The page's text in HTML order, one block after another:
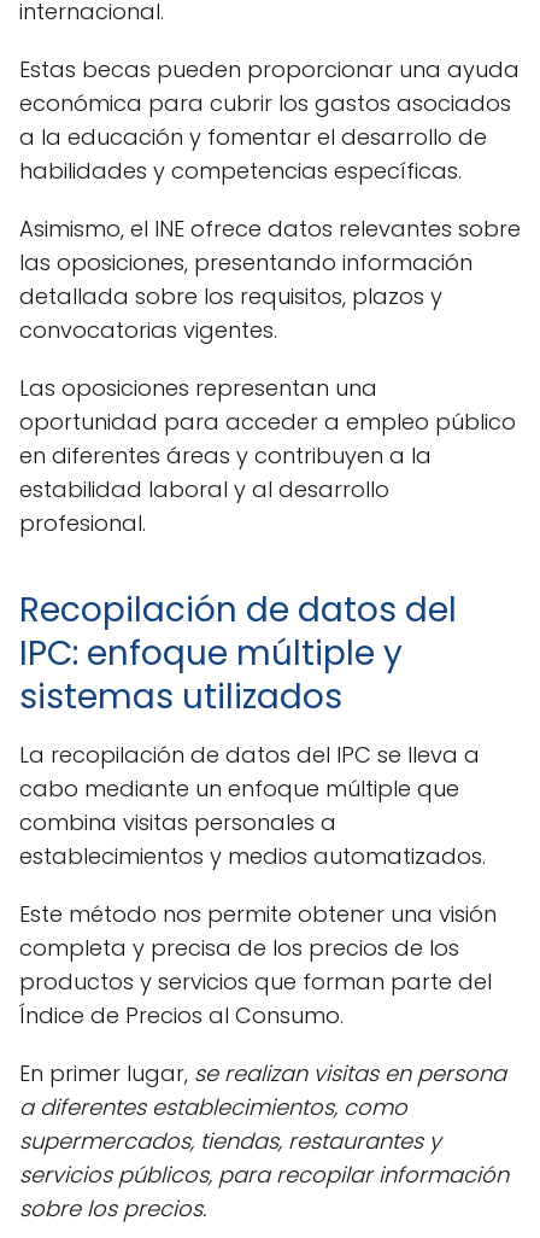
internacional.
Estas becas pueden proporcionar una ayuda
económica para cubrir los gastos asociados
a la educación y fomentar el desarrollo de
habilidades y competencias específicas.
Asimismo, el INE ofrece datos relevantes sobre
las oposiciones, presentando información
detallada sobre los requisitos, plazos y
convocatorias vigentes.
Las oposiciones representan una
oportunidad para acceder a empleo público
en diferentes áreas y contribuyen a la
estabilidad laboral y al desarrollo
profesional.
Recopilación de datos del
IPC: enfoque múltiple y
sistemas utilizados
La recopilación de datos del IPC se lleva a
cabo mediante un enfoque múltiple que
combina visitas personales a
establecimientos y medios automatizados.
Este método nos permite obtener una visión
completa y precisa de los precios de los
productos y servicios que forman parte del
Índice de Precios al Consumo.
En primer lugar, se realizan visitas en persona
a diferentes establecimientos, como
supermercados, tiendas, restaurantes y
servicios públicos, para recopilar información
sobre los precios.